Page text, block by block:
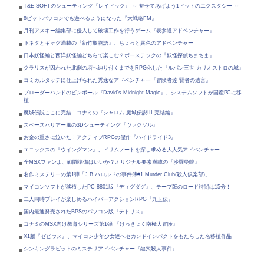
T&E SOFTのシューティング『レイドック』 ～ 魅せてあげよう1ドットのエクスタシー ～
8ビットパソコンでも遊べるようになった『大戦略FM』
月刊アスキー編集部に侵入して破壊工作を行うゲーム『表参道アドベンチャー』
下ネタとギャグ満載の『新竹取物語』、ちょっと異色のアドベンチャー
日本妖怪編と西洋妖怪編どちらで楽しむ？ボーステックの『妖怪探偵ちまちま』
クラリスが囚われた北側の塔へ辿り付くまでをRPG化した『ルパン三世 カリオストロの城』
コミカルタッチに仕上げられた秀逸なアドベンチャー『冒険者達 賢者の遺言』
ブローダーバンドのピンボール『David's Midnight Magic』、システムソフトが国産PCに移
植
魔城伝説ここに完結！コナミの『シャロム 魔城伝説III 完結編』
スペースハリアー風の3Dシューティング『ヴァクソル』
お金の重さに泣いた！アクティブRPGの傑作『ハイドライド3』
エニックスの『ウイングマン』、ドリムノートを探し求める大人気アドベンチャー
全MSXファンよ、戦闘準備はいいか？オリジナル要素満載の『沙羅曼蛇』
名作ミステリーの第1弾「J.B.ハロルドの事件簿#1 Murder Club(殺人倶楽部)」
マイコンソフトが移植したPC-8801版『ディグダグ』、テープ版のロード時間は15分！
二人同時プレイが楽しめるハイパーアクションRPG『九玉伝』
国内最速発売されたBPSのパソコン版『テトリス』
コナミのMSX向け教育シリーズ第1弾 『けっきょく南極大冒険』
X1版『ゼビウス』、マイコン少年少女達へセカンドインパクトをもたらした名移植作品
シンキングラビットのミステリアドベンチャー『鍵穴殺人事件』